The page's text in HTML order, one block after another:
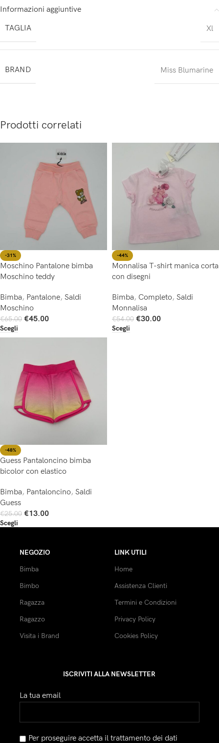
Informazioni aggiuntive
TAGLIA
Xl
BRAND Miss Blumarine
Prodotti correlati
-31%
Moschino Pantalone bimba
Moschino teddy
Bimba, Pantalone, Saldi
Moschino
€65.00 €45.00
Scegli
-44%
Monnalisa T-shirt manica corta
con disegni
Bimba, Completo, Saldi
Monnalisa
€54.00 €30.00
Scegli
-48%
Guess Pantaloncino bimba
bicolor con elastico
Bimba, Pantaloncino, Saldi
Guess
€25.00 €13.00
Scegli
NEGOZIO
Bimba
Bimbo
Ragazza
Ragazzo
Visita i Brand
LINK UTILI
Home
Assistenza Clienti
Termini e Condizioni
Privacy Policy
Cookies Policy
ISCRIVITI ALLA NEWSLETTER
La tua email
Per proseguire accetta il trattamento dei dati